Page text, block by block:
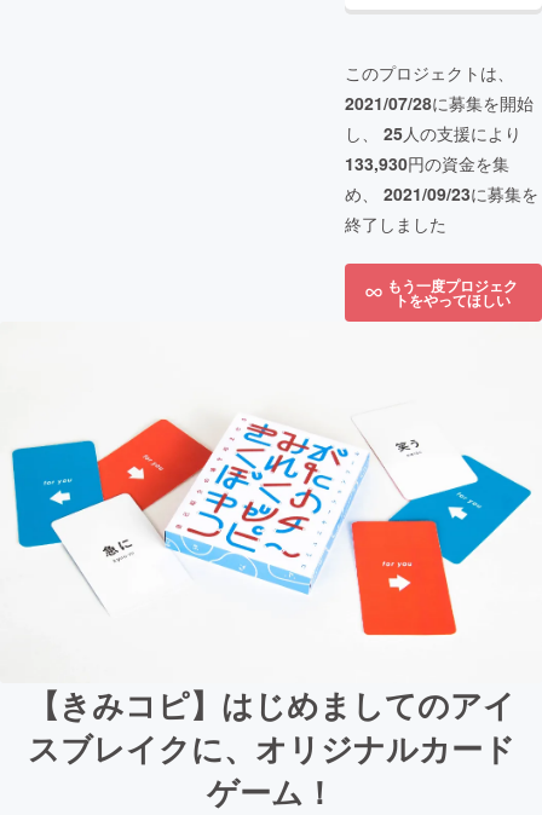
このプロジェクトは、
2021/07/28に募集を開始
し、 25人の支援により
133,930円の資金を集
め、 2021/09/23に募集を
終了しました
もう一度プロジェク
トをやってほしい
【きみコピ】はじめましてのアイ
スブレイクに、オリジナルカード
ゲーム！